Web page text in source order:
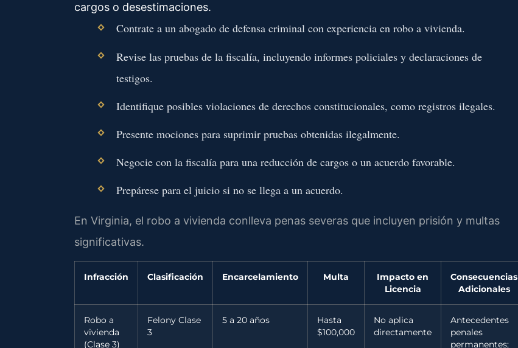
cargos o desestimaciones.
Contrate a un abogado de defensa criminal con experiencia en robo a vivienda.
Revise las pruebas de la fiscalía, incluyendo informes policiales y declaraciones de
testigos.
Identifique posibles violaciones de derechos constitucionales, como registros ilegales.
Presente mociones para suprimir pruebas obtenidas ilegalmente.
Negocie con la fiscalía para una reducción de cargos o un acuerdo favorable.
Prepárese para el juicio si no se llega a un acuerdo.
En Virginia, el robo a vivienda conlleva penas severas que incluyen prisión y multas
significativas.
Infracción Clasificación Encarcelamiento Multa
Impacto en
Licencia
Consecuencias
Adicionales
Robo a
vivienda
(Clase 3)
Felony Clase
3
5 a 20 años
Hasta
$100,000
No aplica
directamente
Antecedentes
penales
permanentes;